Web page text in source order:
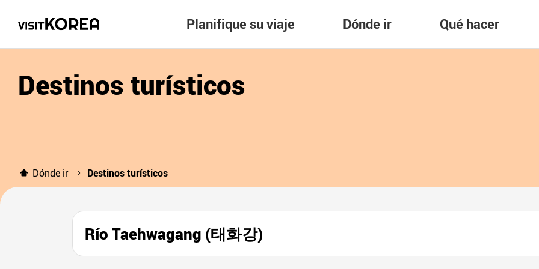
Planifique su viaje Dónde ir Qué hacer
Destinos turísticos
Dónde ir Destinos turísticos
Río Taehwagang (태화강)